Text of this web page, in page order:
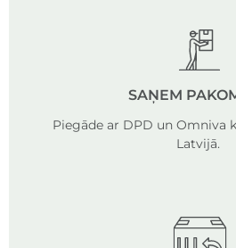
SAŅEM
Piegāde ar DPD un Omniva
Latvijā.